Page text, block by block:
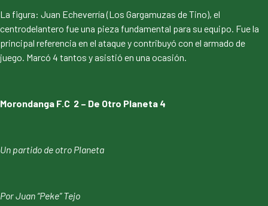
La figura: Juan Echeverría (Los Gargamuzas de Tino), el
centrodelantero fue una pieza fundamental para su equipo. Fue la
principal referencia en el ataque y contribuyó con el armado de
juego. Marcó 4 tantos y asistió en una ocasión.
Morondanga F.C 2 – De Otro Planeta 4
Un partido de otro Planeta
Por Juan “Peke” Tejo